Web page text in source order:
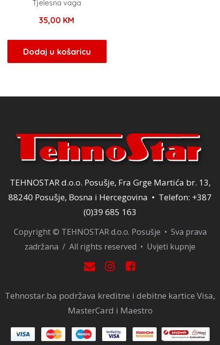
Tjelesna vaga
35,00 KM
Dodaj u košaricu
TEHNOSTAR d.o.o. Posušje, Fra Grge Martića br. 13,
88240 Posušje, Bosna i Hercegovina • Telefon: +387
(0)39 685 163
Copyright © TEHNOSTAR d.o.o. Posušje • Sva prava
zadržana / All rights reserved • Uvjeti kupnje
Tehnostar.ba podržava kreditne i debitne kartice Visa,
MasterCard i Maestro